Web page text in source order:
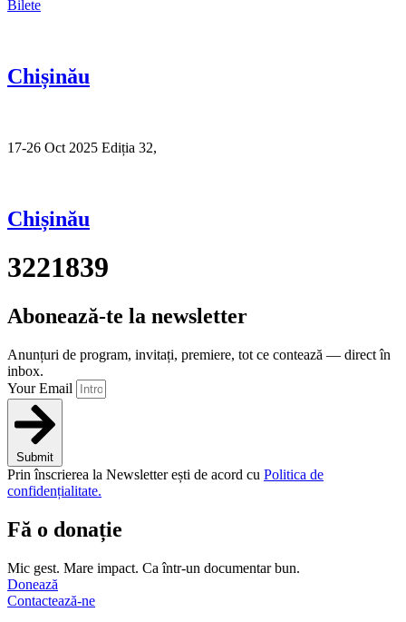
Bilete
Chișinău
17-26 Oct 2025 Ediția 32,
Chișinău
3221839
Abonează-te la newsletter
Anunțuri de program, invitați, premiere, tot ce contează — direct în
inbox.
Your Email
Submit
Prin înscrierea la Newsletter ești de acord cu Politica de
confidențialitate.
Fă o donație
Mic gest. Mare impact. Ca într-un documentar bun.
Donează
Contactează-ne